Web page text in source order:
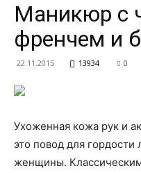
Маникюр с
френчем и
22.11.2015 13934 0
Ухоженная кожа рук и
это повод для
женщины.